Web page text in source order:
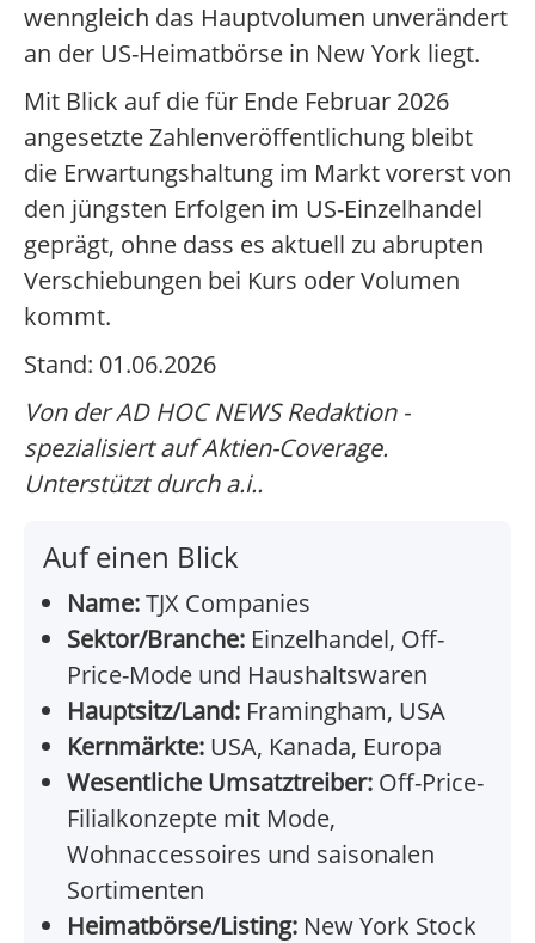
wenngleich das Hauptvolumen unverändert
an der US-Heimatbörse in New York liegt.
Mit Blick auf die für Ende Februar 2026
angesetzte Zahlenveröffentlichung bleibt
die Erwartungshaltung im Markt vorerst von
den jüngsten Erfolgen im US-Einzelhandel
geprägt, ohne dass es aktuell zu abrupten
Verschiebungen bei Kurs oder Volumen
kommt.
Stand: 01.06.2026
Von der AD HOC NEWS Redaktion -
spezialisiert auf Aktien-Coverage.
Unterstützt durch a.i..
Auf einen Blick
Name:TJX Companies
Sektor/Branche: Einzelhandel, Off-
Price-Mode und Haushaltswaren
Hauptsitz/Land: Framingham, USA
Kernmärkte: USA, Kanada, Europa
Wesentliche Umsatztreiber: Off-Price-
Filialkonzepte mit Mode,
Wohnaccessoires und saisonalen
Sortimenten
Heimatbörse/Listing: New York Stock